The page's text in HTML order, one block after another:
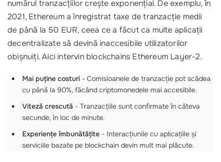
numărul tranzacțiilor crește exponențial. De exemplu, în
2021, Ethereum a înregistrat taxe de tranzacție medii
de până la 50 EUR, ceea ce a făcut ca multe aplicații
decentralizate să devină inaccesibile utilizatorilor
obișnuiți. Aici intervin blockchains Ethereum Layer-2.
Mai puține costuri - Comisioanele de tranzacție pot scădea
cu până la 90%, făcând criptomonedele mai accesibile.
Viteză crescută - Tranzacțiile sunt confirmate în câteva
secunde, în loc de minute.
Experiențe îmbunătățite - Interacțiunile cu aplicațiile și
serviciile bazate pe blockchain devin mult mai plăcute.